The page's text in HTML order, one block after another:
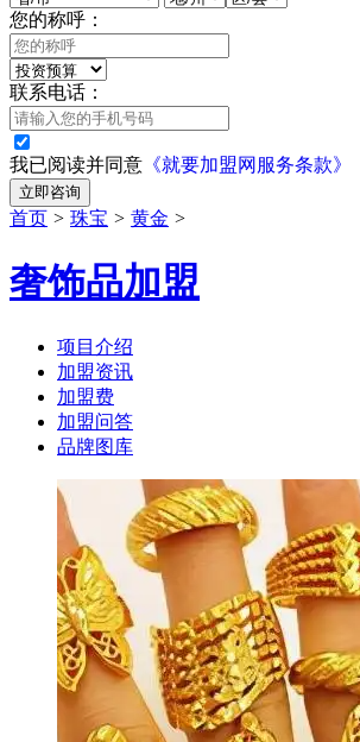
您的称呼：
联系电话：
我已阅读并同意 《就要加盟网服务条款》
立即咨询
首页 > 珠宝 > 黄金 >
奢饰品加盟
项目介绍
加盟资讯
加盟费
加盟问答
品牌图库